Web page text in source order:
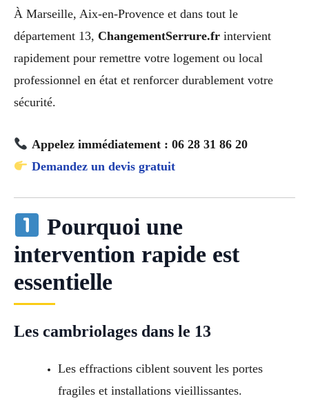
À Marseille, Aix-en-Provence et dans tout le
département 13, ChangementSerrure.fr intervient
rapidement pour remettre votre logement ou local
professionnel en état et renforcer durablement votre
sécurité.
Appelez immédiatement : 06 28 31 86 20
Demandez un devis gratuit
Pourquoi une
intervention rapide est
essentielle
Les cambriolages dans le 13
Les effractions ciblent souvent les portes
fragiles et installations vieillissantes.